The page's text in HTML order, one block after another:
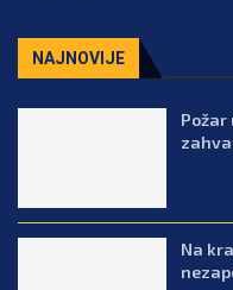
NAJNOVIJE
Požar
Na